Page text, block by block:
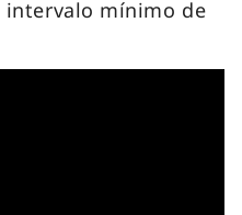
intervalo mínimo de